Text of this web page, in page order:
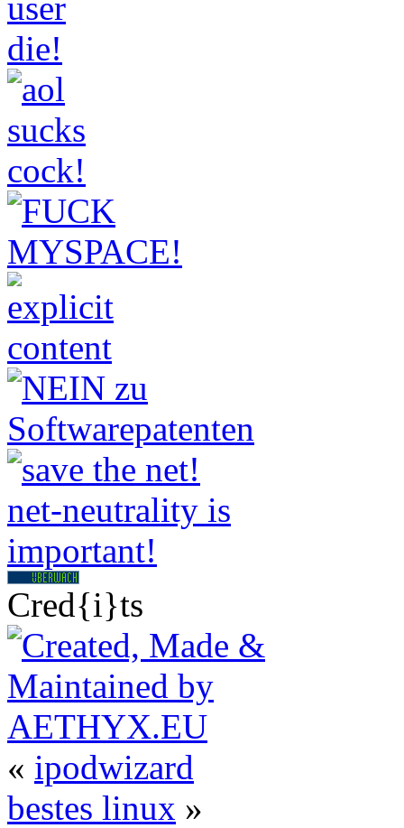
Cred{i}ts
« ipodwizard
bestes linux »